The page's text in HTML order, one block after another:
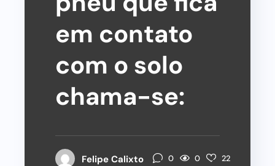
em contato
com o solo
chama-se:
Felipe Calixto 0 0 22